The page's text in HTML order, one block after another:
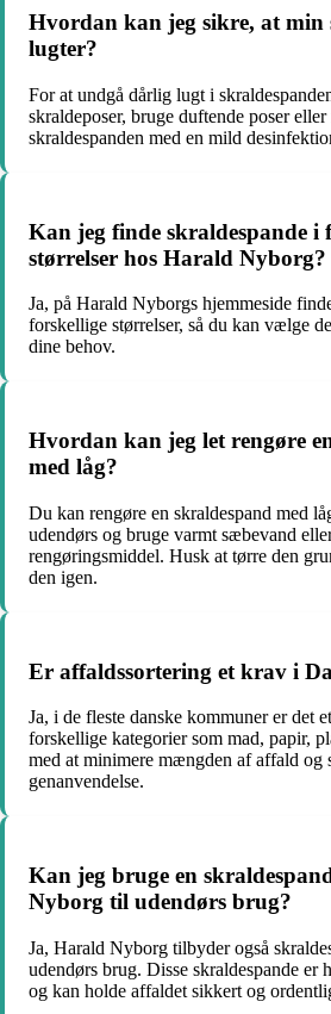
Hvordan kan jeg sikre, at min
lugter?
For at undgå dårlig lugt i
skraldeposer, bruge duftende poser
skraldespanden med en mild
Kan jeg finde skraldespande i
størrelser hos Harald Nyborg?
Ja, på Harald Nyborgs hjemmeside
forskellige størrelser, så du kan vælge
dine behov.
Hvordan kan jeg let rengøre
med låg?
Du kan rengøre en skraldespand med
udendørs og bruge varmt sæbevand
rengøringsmiddel. Husk at tørre den
den igen.
Er affaldssortering et krav i
Ja, i de fleste danske kommuner er det
forskellige kategorier som mad, papir,
med at minimere mængden af affald og
genanvendelse.
Kan jeg bruge en
Nyborg til udendørs brug?
Ja, Harald Nyborg tilbyder også
udendørs brug. Disse skraldespande er
og kan holde affaldet sikkert og